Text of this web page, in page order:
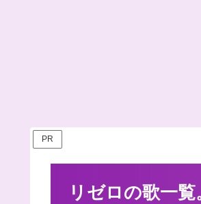
PR
リゼロの歌一